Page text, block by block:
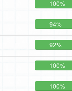
100%
94%
92%
100%
100%